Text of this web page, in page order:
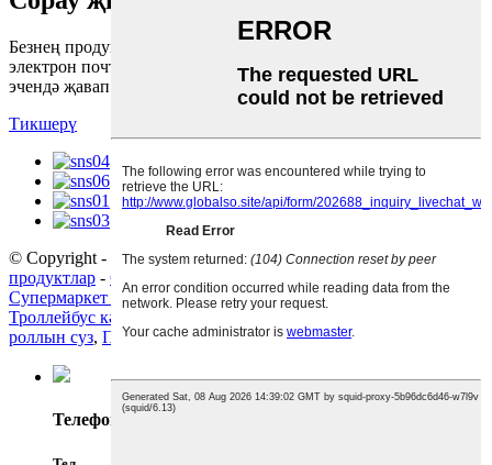
Безнең продуктлар турында белешмәләр өчен зинһар,
электрон почтагызны безгә калдырыгыз һәм сезгә 24 сәгать
эчендә җавап бирер.
Тикшерү
© Copyright - 2010-2022: Барлык хокуклар сакланган. Кайнар
продуктлар - Сайт картасы
Супермаркет өчен төсле тасма,Фильм мөһерләү машинасы
Троллейбус кәрзине
роллын суз, Пластик сумка саклаучы,
Телефон